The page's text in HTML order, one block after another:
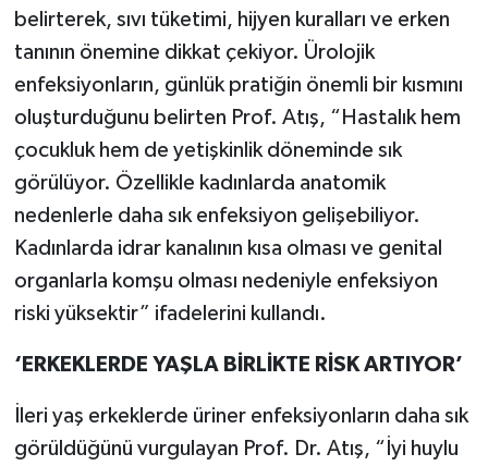
belirterek, sıvı tüketimi, hijyen kuralları ve erken
tanının önemine dikkat çekiyor. Ürolojik
enfeksiyonların, günlük pratiğin önemli bir kısmını
oluşturduğunu belirten Prof. Atış, “Hastalık hem
çocukluk hem de yetişkinlik döneminde sık
görülüyor. Özellikle kadınlarda anatomik
nedenlerle daha sık enfeksiyon gelişebiliyor.
Kadınlarda idrar kanalının kısa olması ve genital
organlarla komşu olması nedeniyle enfeksiyon
riski yüksektir” ifadelerini kullandı.
‘ERKEKLERDE YAŞLA BİRLİKTE RİSK ARTIYOR’
İleri yaş erkeklerde üriner enfeksiyonların daha sık
görüldüğünü vurgulayan Prof. Dr. Atış, “İyi huylu